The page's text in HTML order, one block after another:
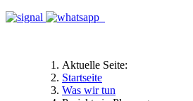
Aktuelle Seite:
Startseite
Was wir tun